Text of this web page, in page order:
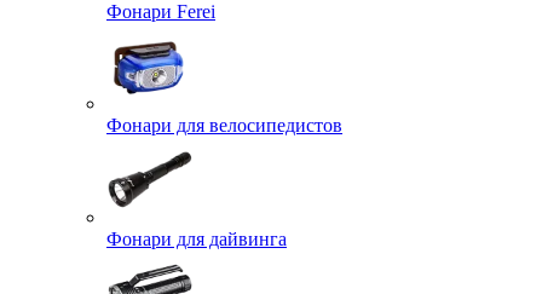
Фонари Ferei
Фонари для велосипедистов
Фонари для дайвинга